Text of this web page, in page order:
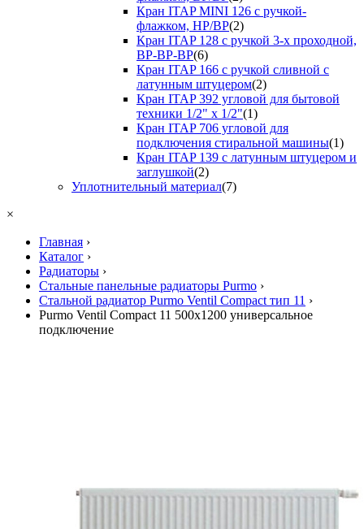
Кран ITAP MINI 126 с ручкой-
флажком, НР/ВР(2)
Кран ITAP 128 с ручкой 3-х проходной,
ВР-ВР-ВР(6)
Кран ITAP 166 с ручкой сливной с
латунным штуцером(2)
Кран ITAP 392 угловой для бытовой
техники 1/2" х 1/2"(1)
Кран ITAP 706 угловой для
подключения стиральной машины(1)
Кран ITAP 139 с латунным штуцером и
заглушкой(2)
Уплотнительный материал(7)
×
Главная ›
Каталог ›
Радиаторы ›
Стальные панельные радиаторы Purmo ›
Стальной радиатор Purmo Ventil Compact тип 11 ›
Purmo Ventil Compact 11 500х1200 универсальное
подключение